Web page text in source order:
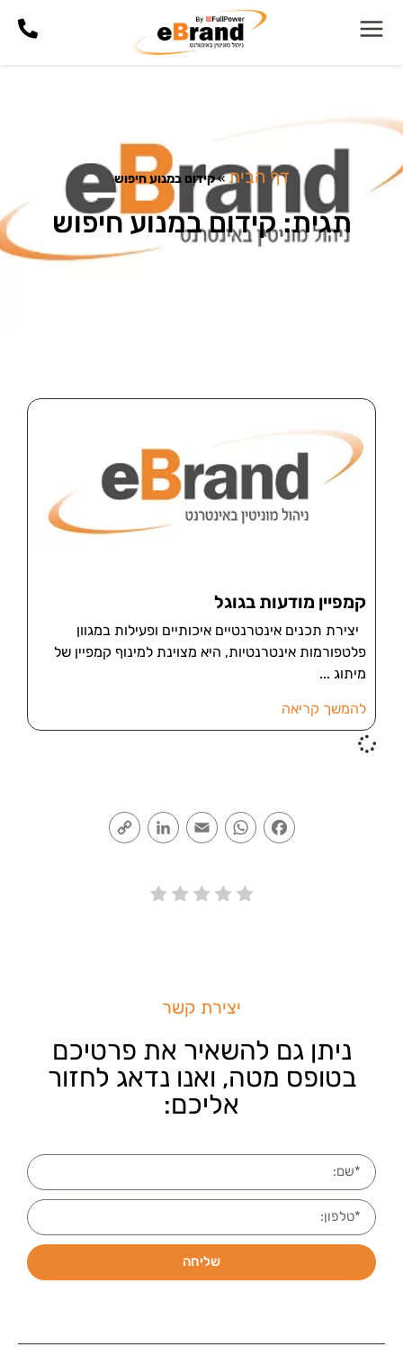
דף הבית»קידום במנוע חיפוש
תגית: קידום במנוע חיפוש
קמפיין מודעות בגוגל
יצירת תכנים אינטרנטיים איכותיים ופעילות במגוון
פלטפורמות אינטרנטיות, היא מצוינת למינוף קמפיין של
מיתוג
להמשך קריאה
Facebook
WhatsApp
Email
LinkedIn
יצירת קשר
ניתן גם להשאיר את פרטיכם
בטופס מטה, ואנו נדאג לחזור
אליכם:
שליחה